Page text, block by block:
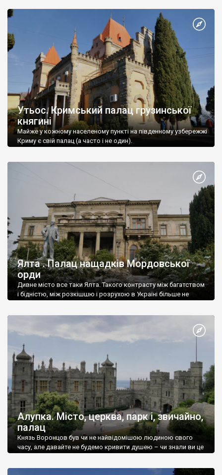
Утьос. Кримський палац грузинської
княгині
Майже у кожному населеному пункті на південному узбережжі
Криму є свій палац (а часто і не один).
Ялта . Палац нащадків Мордовської
орди
Дивне місто все таки Ялта. Такого контрасту між багатством
і бідністю, між розкішшю і розрухою в Україні більше не
Алупка. Місто, церква, парк і, звичайно,
палац
Князь Воронцов був чи не найвідомішою людиною свого
часу, але давайте не будемо кривити душею – чи знали ви це